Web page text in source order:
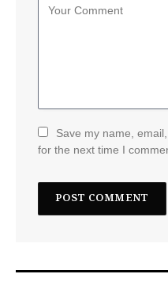
Save my name,
for the next time I